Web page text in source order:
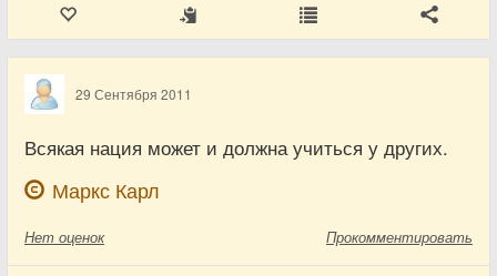
29 Сентября 2011
Всякая нация может и должна учиться у других.
Маркс Карл
Нет оценок Прокомментировать